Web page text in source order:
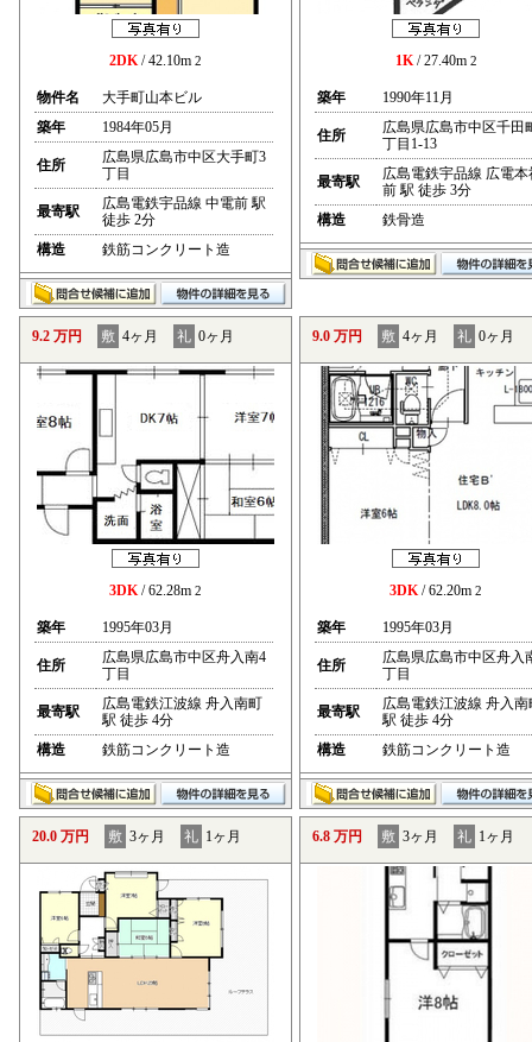
2DK/ 42.10m 2
物件名
大手町山本ビル
築年
1984年05月
住所
広島県広島市中区大手町3
丁目
最寄駅
広島電鉄宇品線 中電前 駅
徒歩 2分
構造
鉄筋コンクリート造
1K/ 27.40m 2
築年 1990年11月
住所
広島県広島市中区千田
丁目1-13
最寄駅
広島電鉄宇品線 広電本
前 駅 徒歩 3分
構造
鉄骨造
9.2 万円 敷 4ヶ月 礼 0ヶ月
3DK/ 62.28m 2
築年 1995年03月
住所
広島県広島市中区舟入南4
丁目
最寄駅
広島電鉄江波線 舟入南町
駅 徒歩 4分
構造
鉄筋コンクリート造
9.0 万円 敷 4ヶ月 礼 0ヶ月
3DK/ 62.20m 2
築年 1995年03月
住所
広島県広島市中区舟入
丁目
最寄駅
広島電鉄江波線 舟入南
駅 徒歩 4分
構造
鉄筋コンクリート造
20.0 万円 敷 3ヶ月 礼 1ヶ月 6.8 万円 敷 3ヶ月 礼 1ヶ月